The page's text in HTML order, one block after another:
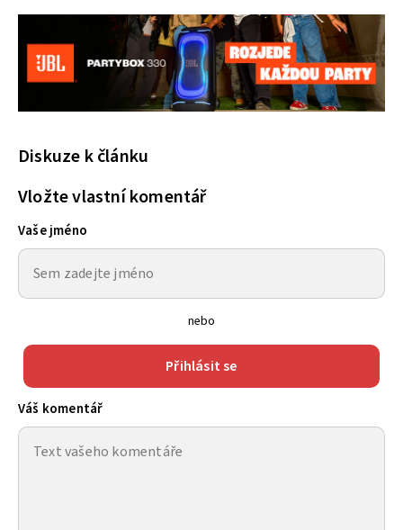
Diskuze k článku
Vložte vlastní komentář
Vaše jméno
nebo
Přihlásit se
Váš komentář